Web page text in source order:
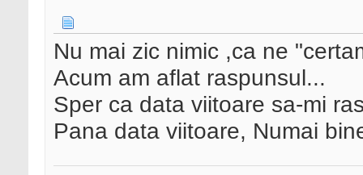
Nu mai zic nimic ,ca ne
Acum am aflat raspunsul...
Sper ca data viitoare sa-mi
Pana data viitoare, Numai